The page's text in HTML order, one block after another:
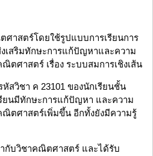
ศาสตร์โดยใช้รูปแบบการเรียนการ
เสริมทักษะการแก้ปัญหาและความ
ตศาสตร์ เรื่อง ระบบสมการเชิงเส้น
สวิชา ค 23101 ของนักเรียนชั้น
ยนมีทักษะการแก้ปัญหา และความ
ณิตศาสตร์เพิ่มขึ้น อีกทั้งยังมีความรู้
กับวิชาคณิตศาสตร์ และได้รับ